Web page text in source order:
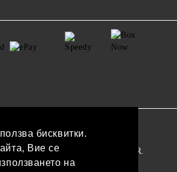
бисквитки.
Вие се
на
е 100% съобразен с GDPR.